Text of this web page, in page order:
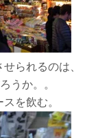
られるのは、
うか。。
を飲む。